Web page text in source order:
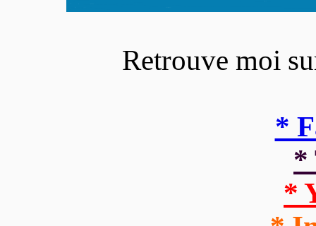
Retrouve moi
*
*
*